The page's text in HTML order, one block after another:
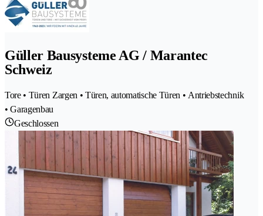
Güller Bausysteme AG / Marantec
Schweiz
Tore • Türen Zargen • Türen, automatische Türen • Antriebstechnik
• Garagenbau
Geschlossen